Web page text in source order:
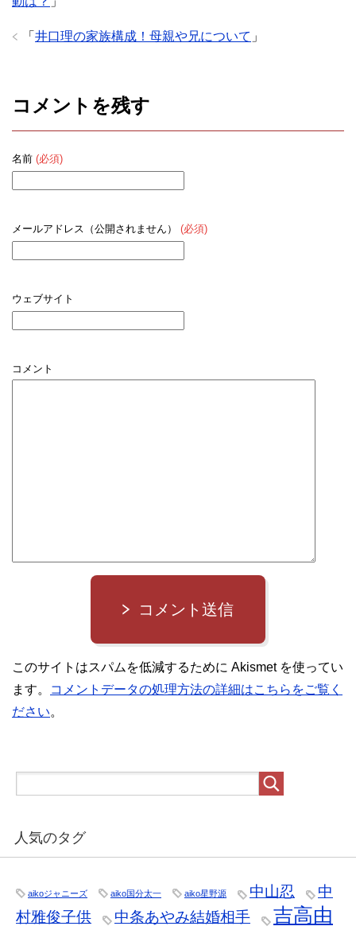
「 井口理の家族構成！母親や兄について 」
コメントを残す
名前 (必須)
メールアドレス（公開されません） (必須)
ウェブサイト
コメント
コメント送信
このサイトはスパムを低減するために Akismet を使ってい
ます。
コメントデータの処理方法の詳細はこちらをご覧く
ださい。
人気のタグ
aikoジャニーズ aiko国分太一 aiko星野源 中山忍
中
村雅俊子供
中条あやみ結婚相手
吉高由